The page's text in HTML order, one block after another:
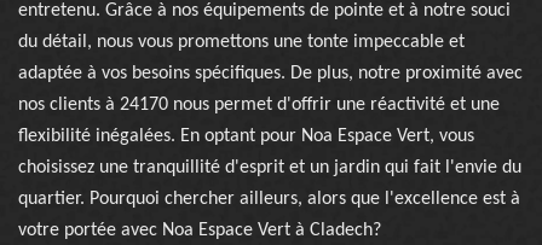
entretenu. Grâce à nos équipements de pointe et à notre souci
du détail, nous vous promettons une tonte impeccable et
adaptée à vos besoins spécifiques. De plus, notre proximité avec
nos clients à 24170 nous permet d'offrir une réactivité et une
flexibilité inégalées. En optant pour Noa Espace Vert, vous
choisissez une tranquillité d'esprit et un jardin qui fait l'envie du
quartier. Pourquoi chercher ailleurs, alors que l'excellence est à
votre portée avec Noa Espace Vert à Cladech?